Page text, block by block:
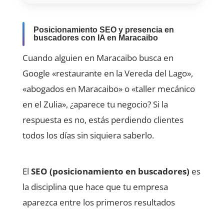
Posicionamiento SEO y presencia en
buscadores con IA en Maracaibo
Cuando alguien en Maracaibo busca en
Google «restaurante en la Vereda del Lago»,
«abogados en Maracaibo» o «taller mecánico
en el Zulia», ¿aparece tu negocio? Si la
respuesta es no, estás perdiendo clientes
todos los días sin siquiera saberlo.
El SEO (posicionamiento en buscadores) es
la disciplina que hace que tu empresa
aparezca entre los primeros resultados